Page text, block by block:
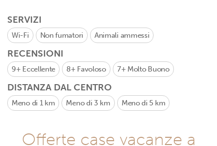
SERVIZI
Wi-Fi Non fumatori Animali ammessi
RECENSIONI
9+ Eccellente 8+ Favoloso 7+ Molto Buono
DISTANZA DAL CENTRO
Meno di 1 km Meno di 3 km Meno di 5 km
Offerte case vacanze a